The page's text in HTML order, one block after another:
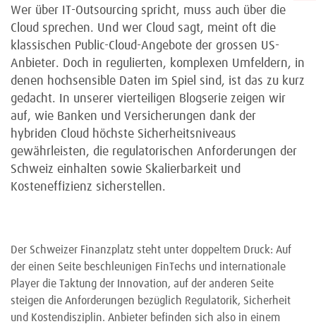
Wer über IT-Outsourcing spricht, muss auch über die
Cloud sprechen. Und wer Cloud sagt, meint oft die
klassischen Public-Cloud-Angebote der grossen US-
Anbieter. Doch in regulierten, komplexen Umfeldern, in
denen hochsensible Daten im Spiel sind, ist das zu kurz
gedacht. In unserer vierteiligen Blogserie zeigen wir
auf, wie Banken und Versicherungen dank der
hybriden Cloud höchste Sicherheitsniveaus
gewährleisten, die regulatorischen Anforderungen der
Schweiz einhalten sowie Skalierbarkeit und
Kosteneffizienz sicherstellen.
Der Schweizer Finanzplatz steht unter doppeltem Druck: Auf
der einen Seite beschleunigen FinTechs und internationale
Player die Taktung der Innovation, auf der anderen Seite
steigen die Anforderungen bezüglich Regulatorik, Sicherheit
und Kostendisziplin. Anbieter befinden sich also in einem